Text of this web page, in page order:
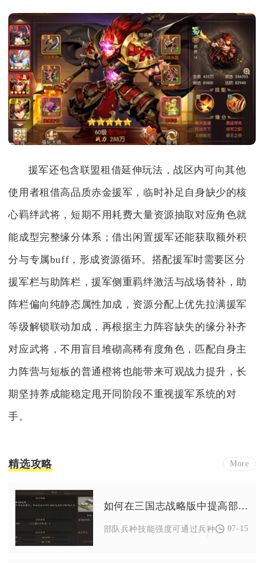
援军还包含联盟租借延伸玩法，战区内可向其他
使用者租借高品质赤金援军，临时补足自身缺少的核
心羁绊武将，短期不用耗费大量资源抽取对应角色就
能成型完整缘分体系；借出闲置援军还能获取额外积
分与专属buff，形成资源循环。搭配援军时需要区分
援军栏与助阵栏，援军侧重羁绊激活与战场替补，助
阵栏偏向纯静态属性加成，资源分配上优先拉满援军
等级解锁联动加成，再根据主力阵容缺失的缘分补齐
对应武将，不用盲目堆砌高稀有度角色，匹配自身主
力阵营与短板的普通橙将也能带来可观战力提升，长
期坚持养成能稳定甩开同阶段不重视援军系统的对
手。
精选攻略 More
如何在三国志战略版中提高部队的兵种技能
部队兵种技能强度可通过兵种战法获取进
07-15